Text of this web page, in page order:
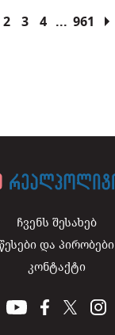
2 3 4 ... 961
ჩვენს შესახებ
და პირობები
კონტაქტი